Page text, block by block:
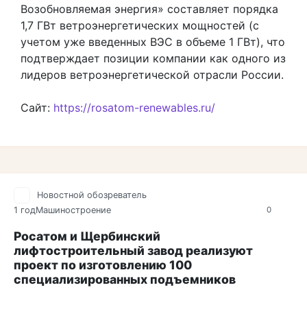
Возобновляемая энергия» составляет порядка
1,7 ГВт ветроэнергетических мощностей (с
учетом уже введенных ВЭС в объеме 1 ГВт), что
подтверждает позиции компании как одного из
лидеров ветроэнергетической отрасли России.
Сайт: https://rosatom-renewables.ru/
0
Новостной обозреватель
1 годМашиностроение
Росатом и Щербинский
лифтостроительный завод реализуют
проект по изготовлению 100
специализированных подъемников